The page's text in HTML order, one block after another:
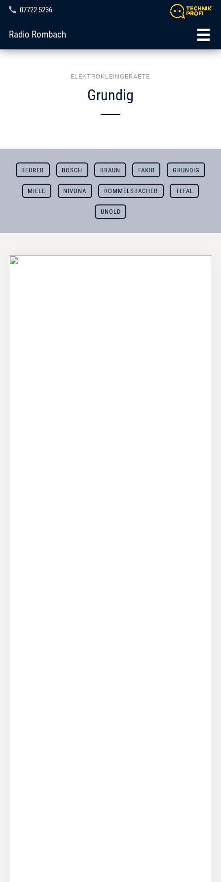
07722 5236
Radio Rombach
ELEKTROKLEINGERAETE
Grundig
BEURER BOSCH BRAUN FAKIR GRUNDIG
MIELE NIVONA ROMMELSBACHER TEFAL
UNOLD